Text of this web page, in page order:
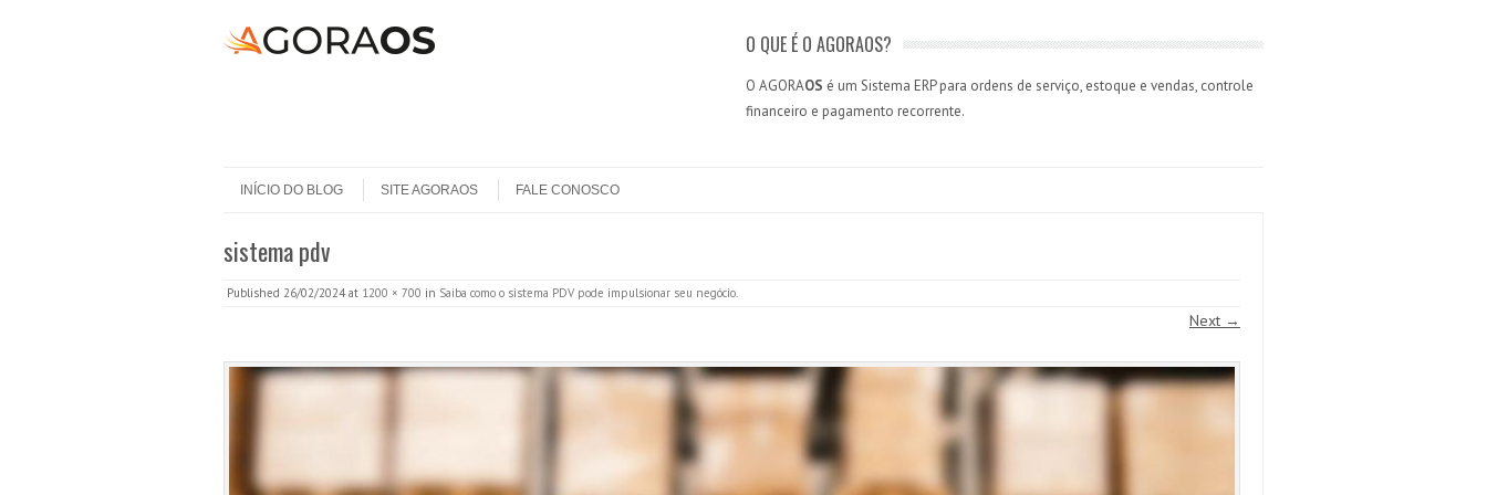
O QUE É O AGORAOS?
O AGORAOS é um Sistema ERP para ordens de serviço, estoque e vendas, controle
financeiro e pagamento recorrente.
Menu
INÍCIO DO BLOG
SITE AGORAOS FALE CONOSCO
sistema pdv
Published 26/02/2024at 1200 × 700 in Saiba como o sistema PDV pode impulsionar seu negócio.
Next →